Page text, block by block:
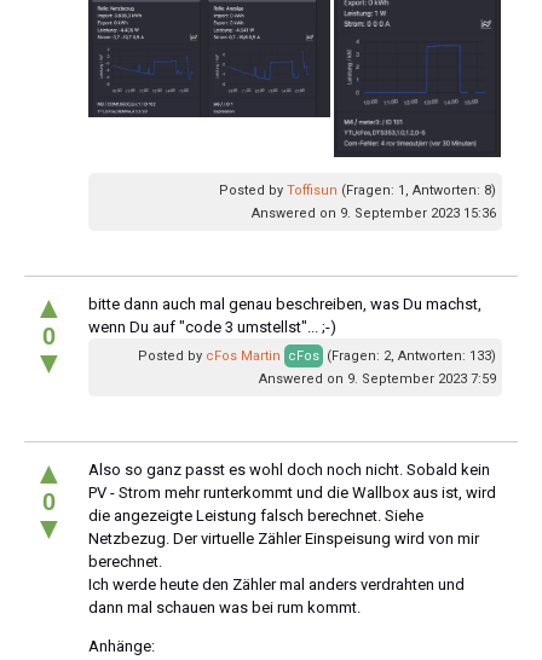
Posted by Toffisun (Fragen: 1, Antworten: 8)
Answered on 9. September 2023 15:36
▲
0
▼
bitte dann auch mal genau beschreiben, was Du machst,
wenn Du auf "code 3 umstellst"... ;-)
Posted by cFos Martin cFos (Fragen: 2, Antworten: 133)
Answered on 9. September 2023 7:59
▲
0
▼
Also so ganz passt es wohl doch noch nicht. Sobald kein
PV - Strom mehr runterkommt und die Wallbox aus ist, wird
die angezeigte Leistung falsch berechnet. Siehe
Netzbezug. Der virtuelle Zähler Einspeisung wird von mir
berechnet.
Ich werde heute den Zähler mal anders verdrahten und
dann mal schauen was bei rum kommt.
Anhänge: